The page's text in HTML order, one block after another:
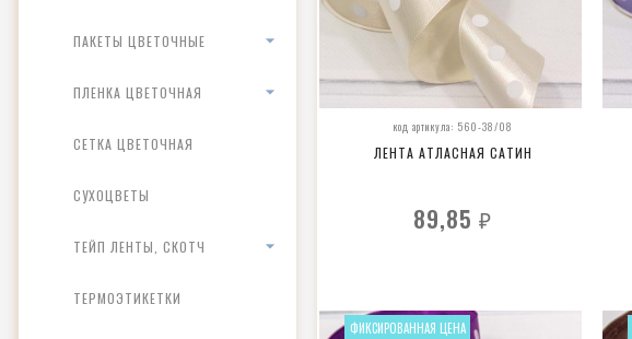
ПАКЕТЫ ЦВЕТОЧНЫЕ
ПЛЕНКА ЦВЕТОЧНАЯ
СЕТКА ЦВЕТОЧНАЯ
СУХОЦВЕТЫ
ТЕЙП ЛЕНТЫ, СКОТЧ
ТЕРМОЭТИКЕТКИ
код артикула: 560-38/08
ЛЕНТА АТЛАСНАЯ САТИН
89,85₽
ФИКСИРОВАННАЯ ЦЕНА